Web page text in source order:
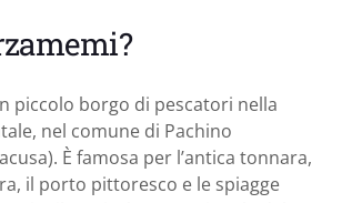
piccolo borgo di pescatori nella
nel comune di Pachino
È famosa per l’antica tonnara,
il porto pittoresco e le spiagge